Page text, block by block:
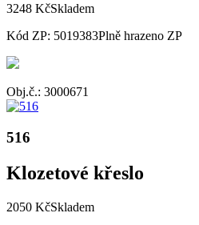
3248 KčSkladem
Kód ZP: 5019383Plně hrazeno ZP
Obj.č.: 3000671
516
Klozetové křeslo
2050 KčSkladem